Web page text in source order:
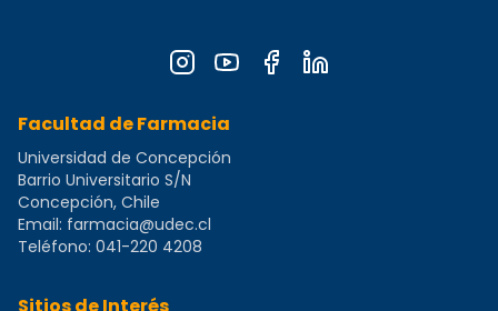
Facultad de Farmacia
Universidad de Concepción
Barrio Universitario S/N
Concepción, Chile
Email: farmacia@udec.cl
Teléfono: 041-220 4208